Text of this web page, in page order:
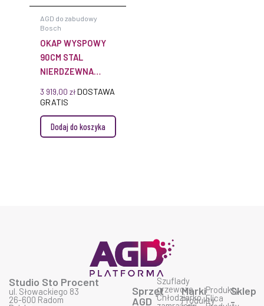
AGD do zabudowy
Bosch
OKAP WYSPOWY
90CM STAL
NIERDZEWNA
3 919,00 zł DOSTAWA
GRATIS
Dodaj do koszyka
Studio Sto Procent
ul. Słowackiego 83
26-600 Radom
Sprzęt
AGD
Szuflady
grzewcze
Chłodziarko
Marki
Produkty
Produkty
Elica
Sklep
-